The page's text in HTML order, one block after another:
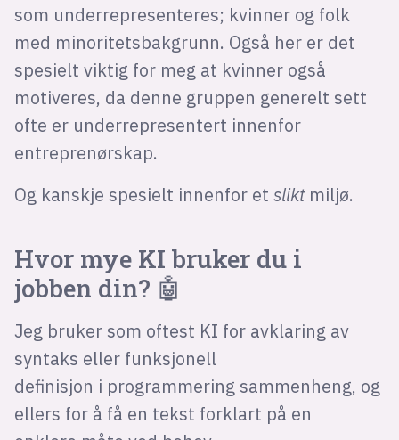
som underrepresenteres; kvinner og folk
med minoritetsbakgrunn. Også her er det
spesielt viktig for meg at kvinner også
motiveres, da denne gruppen generelt sett
ofte er underrepresentert innenfor
entreprenørskap.
Og kanskje spesielt innenfor et slikt miljø.
Hvor mye KI bruker du i
jobben din? 🤖
Jeg bruker som oftest KI for avklaring av
syntaks eller funksjonell
definisjon i programmering sammenheng, og
ellers for å få en tekst forklart på en